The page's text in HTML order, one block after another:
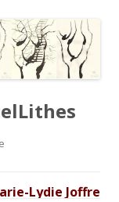
Lydie Joffre